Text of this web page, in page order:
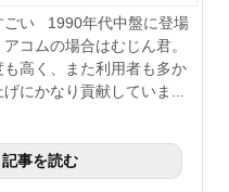
ごい 1990年代中盤に登場
コムの場合はむじん君。
高く、また利用者も多か
にかなり貢献していま...
記事を読む